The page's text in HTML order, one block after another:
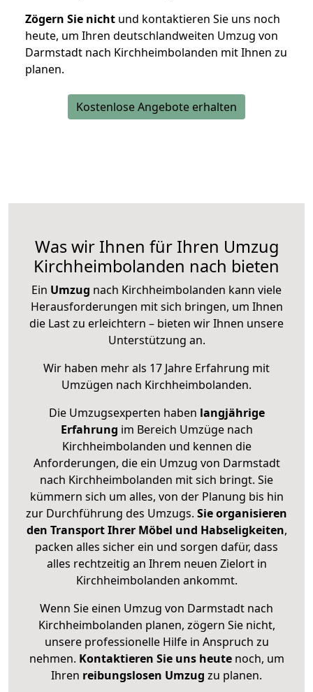
Zögern Sie nicht und kontaktieren Sie uns noch
heute, um Ihren deutschlandweiten Umzug von
Darmstadt nach Kirchheimbolanden mit Ihnen zu
planen.
Kostenlose Angebote erhalten
Was wir Ihnen für Ihren Umzug
Kirchheimbolanden nach bieten
Ein Umzug nach Kirchheimbolanden kann viele
Herausforderungen mit sich bringen, um Ihnen
die Last zu erleichtern – bieten wir Ihnen unsere
Unterstützung an.
Wir haben mehr als 17 Jahre Erfahrung mit
Umzügen nach Kirchheimbolanden.
Die Umzugsexperten haben langjährige
Erfahrung im Bereich Umzüge nach
Kirchheimbolanden und kennen die
Anforderungen, die ein Umzug von Darmstadt
nach Kirchheimbolanden mit sich bringt. Sie
kümmern sich um alles, von der Planung bis hin
zur Durchführung des Umzugs. Sie organisieren
den Transport Ihrer Möbel und Habseligkeiten,
packen alles sicher ein und sorgen dafür, dass
alles rechtzeitig an Ihrem neuen Zielort in
Kirchheimbolanden ankommt.
Wenn Sie einen Umzug von Darmstadt nach
Kirchheimbolanden planen, zögern Sie nicht,
unsere professionelle Hilfe in Anspruch zu
nehmen. Kontaktieren Sie uns heutenoch, um
Ihren reibungslosen Umzug zu planen.